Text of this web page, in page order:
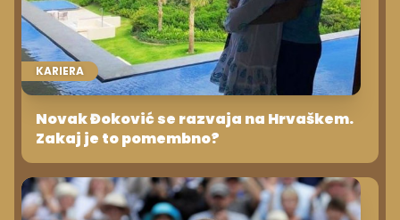
KARIERA
Novak Đoković se razvaja na Hrvaškem.
Zakaj je to pomembno?